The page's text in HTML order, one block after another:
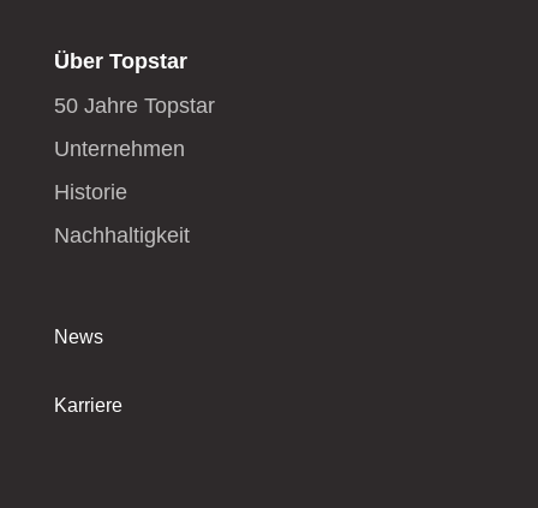
Über Topstar
50 Jahre Topstar
Unternehmen
Historie
Nachhaltigkeit
News
Karriere